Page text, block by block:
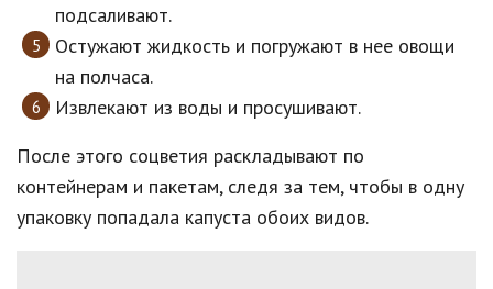
подсаливают.
Остужают жидкость и погружают в нее овощи
на полчаса.
Извлекают из воды и просушивают.
После этого соцветия раскладывают по
контейнерам и пакетам, следя за тем, чтобы в одну
упаковку попадала капуста обоих видов.